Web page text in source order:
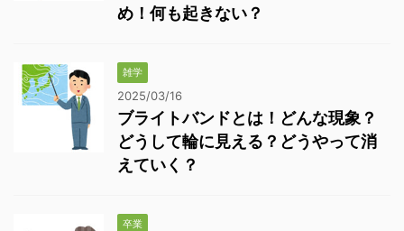
め！何も起きない？
雑学
2025/03/16
ブライトバンドとは！どんな現象？
どうして輪に見える？どうやって消
えていく？
卒業